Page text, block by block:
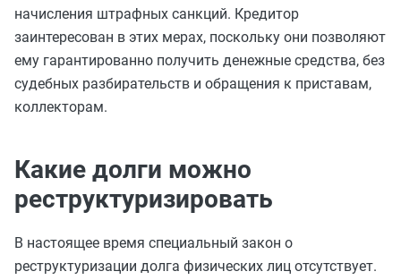
начисления штрафных санкций. Кредитор
заинтересован в этих мерах, поскольку они позволяют
ему гарантированно получить денежные средства, без
судебных разбирательств и обращения к приставам,
коллекторам.
Какие долги можно
реструктуризировать
В настоящее время специальный закон о
реструктуризации долга физических лиц отсутствует.